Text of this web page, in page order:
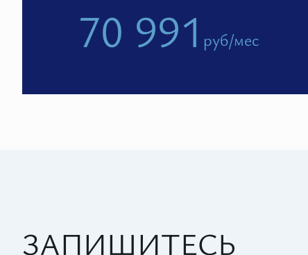
70 991 руб/мес
ЗАПИШИТЕСЬ